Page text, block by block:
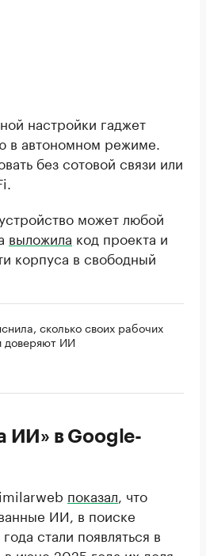
настройки гаджет
в автономном режиме.
без сотовой связи или
может любой
выложила код проекта и
корпуса в свободный
сколько своих рабочих
доверяют ИИ
ИИ» в Google-
показал , что
ИИ, в поиске
стали появляться в